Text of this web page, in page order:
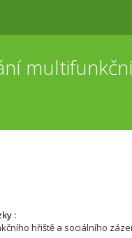
hřiště a sociálního